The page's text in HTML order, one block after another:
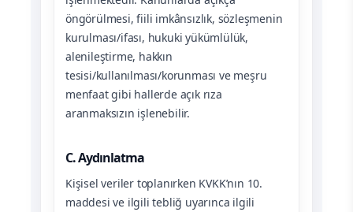
öngörülmesi, fiili imkânsızlık, sözleşmenin
kurulması/ifası, hukuki yükümlülük,
alenileştirme, hakkın
tesisi/kullanılması/korunması ve meşru
menfaat gibi hallerde açık rıza
aranmaksızın işlenebilir.
C. Aydınlatma
Kişisel veriler toplanırken KVKK’nın 10.
maddesi ve ilgili tebliğ uyarınca ilgili